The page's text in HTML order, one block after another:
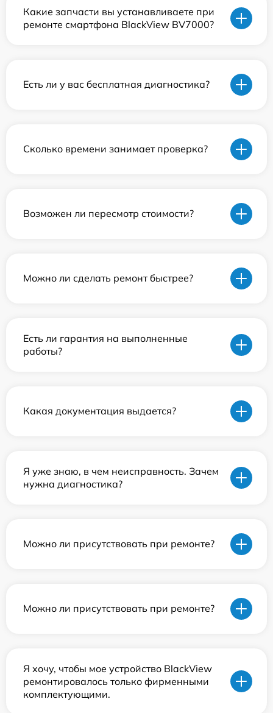
Какие запчасти вы устанавливаете при
ремонте смартфона BlackView BV7000?
Есть ли у вас бесплатная диагностика?
Сколько времени занимает проверка?
Возможен ли пересмотр стоимости?
Можно ли сделать ремонт быстрее?
Есть ли гарантия на выполненные
работы?
Какая документация выдается?
Я уже знаю, в чем неисправность. Зачем
нужна диагностика?
Можно ли присутствовать при ремонте?
Можно ли присутствовать при ремонте?
Я хочу, чтобы мое устройство BlackView
ремонтировалось только фирменными
комплектующими.